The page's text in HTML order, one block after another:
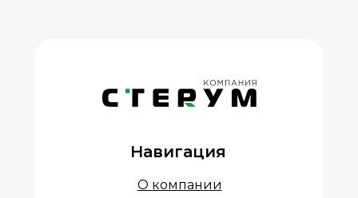
О компании
Навигация